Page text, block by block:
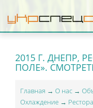
2015 Г. ДНЕПР,
ПОЛЕ».
Главная → О нас →
Охлаждение →